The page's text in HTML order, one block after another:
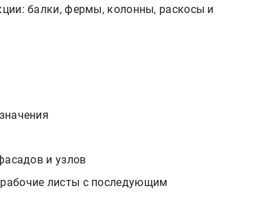
балки, фермы, колонны, раскосы и
и узлов
листы с последующим